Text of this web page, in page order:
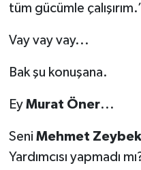
tüm gücümle çalışırım.’
Vay vay vay...
Bak şu konuşana.
Ey Murat Öner...
Seni Mehmet Zeybek
Yardımcısı yapmadı